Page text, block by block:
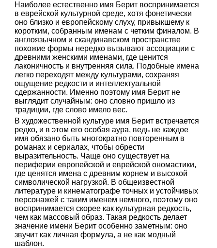
Наиболее естественно имя Берит воспринимается
в еврейской культурной среде, хотя фонетически
оно близко и европейскому слуху, привыкшему к
коротким, собранным именам с четким финалом. В
англоязычном и скандинавском пространстве
похожие формы нередко вызывают ассоциации с
древними женскими именами, где ценится
лаконичность и внутренняя сила. Подобные имена
легко переходят между культурами, сохраняя
ощущение редкости и интеллектуальной
сдержанности. Именно поэтому имя Берит не
выглядит случайным: оно словно пришло из
традиции, где слово имело вес.
В художественной культуре имя Берит встречается
редко, и в этом его особая аура, ведь не каждое
имя обязано быть многократно повторенным в
романах и сериалах, чтобы обрести
выразительность. Чаще оно существует на
периферии европейской и еврейской ономастики,
где ценятся имена с древним корнем и высокой
символической нагрузкой. В общеизвестной
литературе и кинематографе точных и устойчивых
персонажей с таким именем немного, поэтому оно
воспринимается скорее как культурная редкость,
чем как массовый образ. Такая редкость делает
значение имени Берит особенно заметным: оно
звучит как личная формула, а не как модный
шаблон.